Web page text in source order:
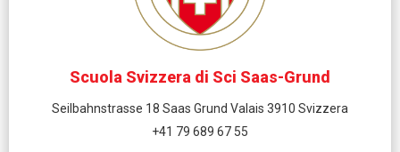
Scuola Svizzera di Sci Saas-Grund
Seilbahnstrasse 18 Saas Grund Valais 3910 Svizzera
+41 79 689 67 55